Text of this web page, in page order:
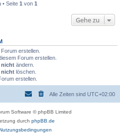
• Seite 1 von 1
Gehe zu
erstellen.
Forum erstellen.
nicht ändern.
nicht löschen.
erstellen.
Alle Zeiten sind UTC+02:00
Software © phpBB Limited
durch phpBB.de